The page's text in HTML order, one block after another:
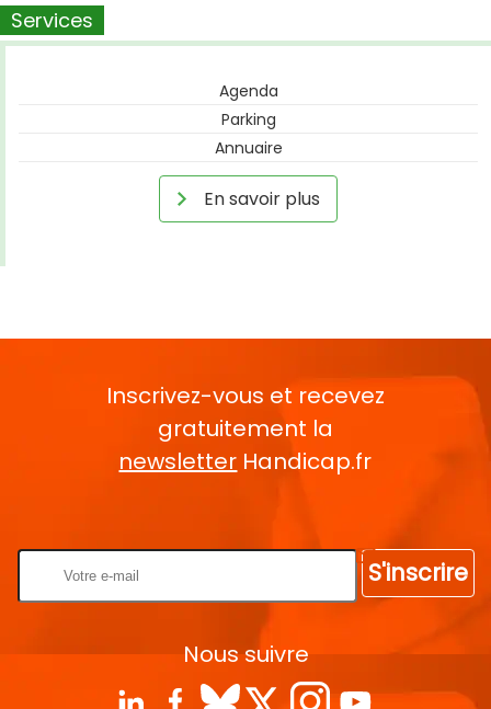
Services
Agenda
Parking
Annuaire
En savoir plus
Inscrivez-vous et recevez
gratuitement la
newsletter Handicap.fr
S'inscrire
Nous suivre